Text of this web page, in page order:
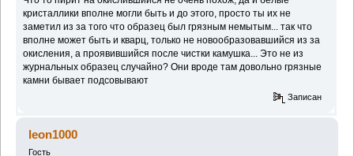
кристаллики вполне могли быть и до этого, просто ты их не
заметил из за того что образец был грязным немытым... так что
вполне может быть и кварц, только не новообразовавшийся из за
окисления, а проявившийся после чистки камушка... Это не из
журнальных образец случайно? Они вроде там довольно грязные
камни бывает подсовывают
Записан
leon1000
Гость